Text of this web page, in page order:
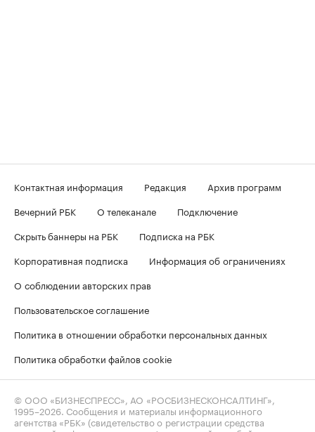
Контактная информация Редакция
Архив программ
Вечерний РБК
О телеканале
Подключение
Скрыть баннеры на РБК
Подписка на РБК
Корпоративная подписка
Информация об ограничениях
О соблюдении авторских прав
Пользовательское соглашение
Политика в отношении обработки персональных данных
Политика обработки файлов cookie
© ООО «БИЗНЕСПРЕСС», АО «РОСБИЗНЕСКОНСАЛТИНГ»,
1995–2026 . Сообщения и материалы информационного
агентства «РБК» (свидетельство о регистрации средства